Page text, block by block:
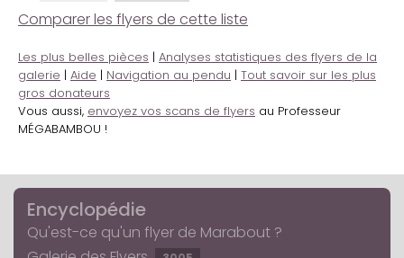
Comparer les flyers de cette liste
Les plus belles pièces | Analyses statistiques des flyers de la
galerie | Aide | Navigation au pendu | Tout savoir sur les plus
gros donateurs
Vous aussi, envoyez vos scans de flyers au Professeur
MÉGABAMBOU !
Encyclopédie
Qu'est-ce qu'un flyer de Marabout ?